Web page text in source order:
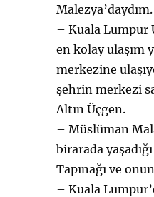
– Kuala Lumpur
en kolay ulaşım
merkezine
şehrin merkezi
Altın Üçgen.
– Müslüman
birarada
Tapınağı ve
– Kuala